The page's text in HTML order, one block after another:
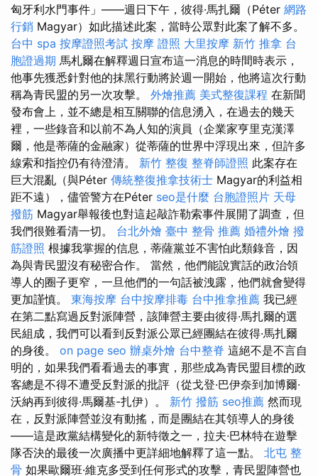
匈牙利水門事件」——週日下午，彼得·馬扎爾（Péter 網路
行銷 Magyar）如此描述此案，當時公眾對此案了解不多。
台中 spa 按摩證照考試 按摩 證照 大里按摩 新竹 推拿 台
胞證過期 馬札爾在解釋週日宣布這一消息的時間時表示，
他事先獲悉針對他的抹黑行動將於週一開始，他將這次行動
稱為青民盟的另一次攻擊。 外燴推薦 美式整復課程 在新聞
發布會上，並不總是相互關聯的信息湧入，在過去的幾天
裡，一些錄音和以前不為人知的演員（企業家亨里克漢澤
爾，他是蒂薩的金融家）從蒂薩的世界中浮現出來，但許多
線索和指控仍有待澄清。 新竹 整復 整脊師證照 此案存在
巨大混亂（與Péter 傳統整復推拿技術士 Magyar的利益相
距不遠），儘管警方在Péter seo是什麼 台胞證照片 天母
撥筋 Magyar舉報後也對這起敲詐勒索事件展開了調查，但
我們很難看清一切。 台北外燴 臺中 整骨 推薦 婚禮外燴 撥
筋證照 根據我掌握的信息，蒂薩黨並不害怕此類錄音，因
為與青民盟沒有秘密合作。 當然，他們能說實話的政治領
導人的圈子更窄，一旦他們的一句話被洩露，他們就會變得
更加謹慎。 東海按摩 台中按摩排毒 台中推拿推薦 我已經
在第二點寫過反對派陣營，該陣營主要由彼得·馬扎爾的選
民組成，我們可以看到反對派公眾已經團結在彼得·馬扎爾
的身後。 on page seo 辦桌外燴 台中整脊 這絕不是不言自
明的，如果我們看看過去的事實，那些成為青民盟目標的政
客總是不得不遭受反對派的批評（從戈登·巴伊奈到加博爾·
沃納再到彼得·馬爾基-扎伊）。 新竹 撥筋 seo推薦 然而現
在，反對派陣營並沒有動搖，而是團結在其領導人的身後
——這是政黨結構變化的新特徵之一，拉夫·巴林特在遊擊
隊否決的最後一次廣播中更詳細地解釋了這一點。 北屯 整
骨 如果歐爾班·維克多受到任何形式的攻擊，青民盟陣營也